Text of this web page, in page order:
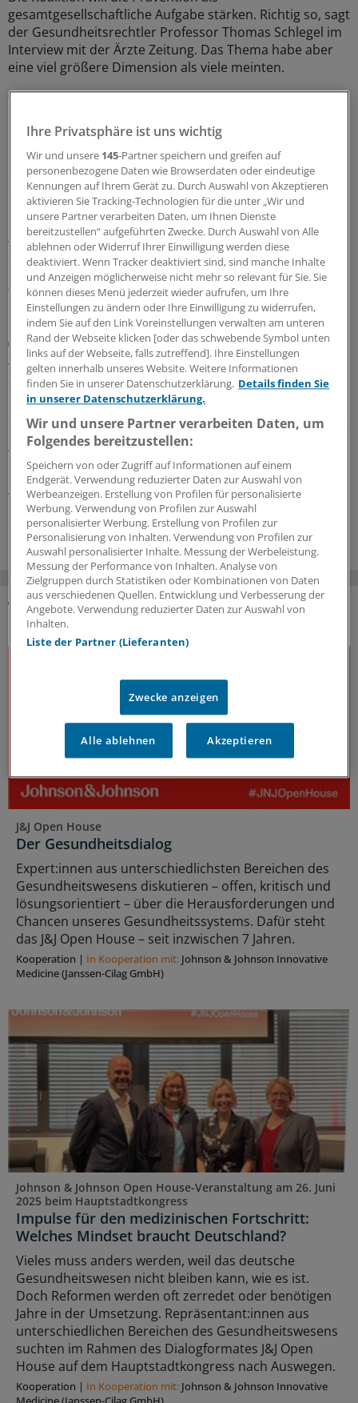
gesamtgesellschaftliche Aufgabe stärken. Richtig so, sagt
der Gesundheitsrechtler Professor Thomas Schlegel im
Interview mit der Ärzte Zeitung. Das Thema habe aber
eine viel größere Dimension als viele meinten.
07.08.2026
Leitliniennutzung
Hausärzte wünschen sich Leitlinien kürzer,
strukturierter und praxisnäher
In hausärztlichen Praxen wird durchaus regelmäßig auf
Leitlinien zurückgegriffen – eine Umfrage zeigt allerdings
wegen Zeitmangels und zu umfangreicher Dokumente
deutlichen Verbesserungsbedarf.
03.08.2026
Juli-Sitzung des CHMP
Acht Pharma-Innovationen auf der Zielgeraden
zur EU-Zulassung
Neue Ansätze gegen zu hohe Cholesterinwerte bildeten
einen Schwerpunkt der jüngsten Experten-Begutachtung
bei der EMA: Auch gab es Zulassungsempfehlungen für
Wirkstoffe gegen Plaque-Psoriasis, primäre biliäre
Cholangitis, COVID-19, AMD und zerebrale
Adrenoleukodystrophie.
24.07.2026
DAS KÖNNTE SIE AUCH INTERESSIEREN
J&J Open House
Der Gesundheitsdialog
Expert:innen aus unterschiedlichsten Bereichen des
Gesundheitswesens diskutieren – offen, kritisch und
lösungsorientiert – über die Herausforderungen und
Chancen unseres Gesundheitssystems. Dafür steht
das J&J Open House – seit inzwischen 7 Jahren.
Kooperation | In Kooperation mit: Johnson & Johnson Innovative
Medicine (Janssen-Cilag GmbH)
Johnson & Johnson Open House-Veranstaltung am 26. Juni
2025 beim Hauptstadtkongress
Impulse für den medizinischen Fortschritt:
Welches Mindset braucht Deutschland?
Vieles muss anders werden, weil das deutsche
Gesundheitswesen nicht bleiben kann, wie es ist.
Doch Reformen werden oft zerredet oder benötigen
Jahre in der Umsetzung. Repräsentant:innen aus
unterschiedlichen Bereichen des Gesundheitswesens
suchten im Rahmen des Dialogformates J&J Open
House auf dem Hauptstadtkongress nach Auswegen.
Kooperation | In Kooperation mit: Johnson & Johnson Innovative
Ihre Privatsphäre ist uns wichtig
Wir und unsere 145-Partner speichern und greifen auf
personenbezogene Daten wie Browserdaten oder eindeutige
Kennungen auf Ihrem Gerät zu. Durch Auswahl von Akzeptieren
aktivieren Sie Tracking-Technologien für die unter „Wir und
unsere Partner verarbeiten Daten, um Ihnen Dienste
bereitzustellen“ aufgeführten Zwecke. Durch Auswahl von Alle
ablehnen oder Widerruf Ihrer Einwilligung werden diese
deaktiviert. Wenn Tracker deaktiviert sind, sind manche Inhalte
und Anzeigen möglicherweise nicht mehr so relevant für Sie. Sie
können dieses Menü jederzeit wieder aufrufen, um Ihre
Einstellungen zu ändern oder Ihre Einwilligung zu widerrufen,
indem Sie auf den Link Voreinstellungen verwalten am unteren
Rand der Webseite klicken [oder das schwebende Symbol unten
links auf der Webseite, falls zutreffend]. Ihre Einstellungen
gelten innerhalb unseres Website. Weitere Informationen
finden Sie in unserer Datenschutzerklärung. Details finden Sie
in unserer Datenschutzerklärung.
Wir und unsere Partner verarbeiten Daten, um
Folgendes bereitzustellen:
Speichern von oder Zugriff auf Informationen auf einem
Endgerät. Verwendung reduzierter Daten zur Auswahl von
Werbeanzeigen. Erstellung von Profilen für personalisierte
Werbung. Verwendung von Profilen zur Auswahl
personalisierter Werbung. Erstellung von Profilen zur
Personalisierung von Inhalten. Verwendung von Profilen zur
Auswahl personalisierter Inhalte. Messung der Werbeleistung.
Messung der Performance von Inhalten. Analyse von
Zielgruppen durch Statistiken oder Kombinationen von Daten
aus verschiedenen Quellen. Entwicklung und Verbesserung der
Angebote. Verwendung reduzierter Daten zur Auswahl von
Inhalten.
Liste der Partner (Lieferanten)
Zwecke anzeigen
Alle ablehnen Akzeptieren